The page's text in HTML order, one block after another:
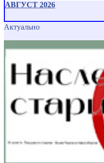
АВГУСТ 2026
Актуально